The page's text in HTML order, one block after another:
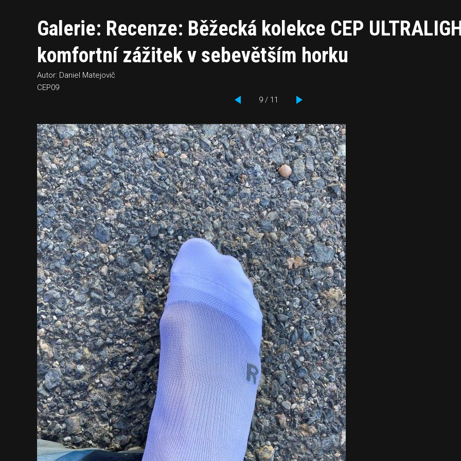
Galerie: Recenze: Běžecká kolekce CEP
komfortní zážitek v sebevětším horku
Autor: Daniel Matejovič
CEP09
9 / 11